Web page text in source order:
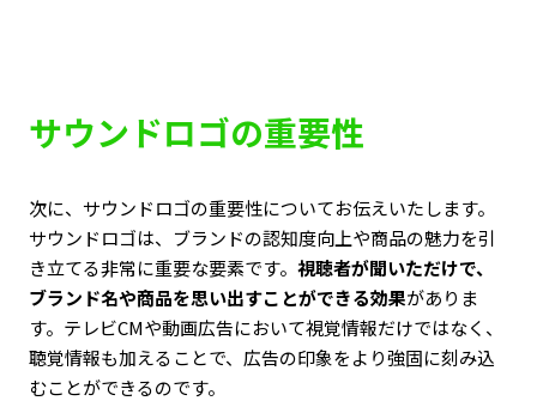
サウンドロゴの重要性
次に、サウンドロゴの重要性についてお伝えいたします。
サウンドロゴは、ブランドの認知度向上や商品の魅力を引
き立てる非常に重要な要素です。 視聴者が聞いただけで、
ブランド名や商品を思い出すことができる効果がありま
す。テレビCMや動画広告において視覚情報だけではなく、
聴覚情報も加えることで、広告の印象をより強固に刻み込
むことができるのです。